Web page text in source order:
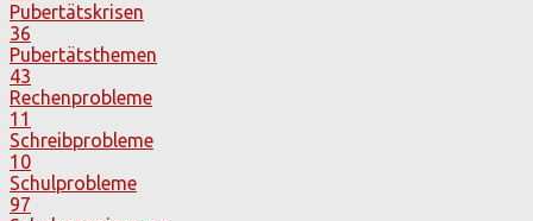
Pubertätskrisen
36
Pubertätsthemen
43
Rechenprobleme
11
Schreibprobleme
10
Schulprobleme
97